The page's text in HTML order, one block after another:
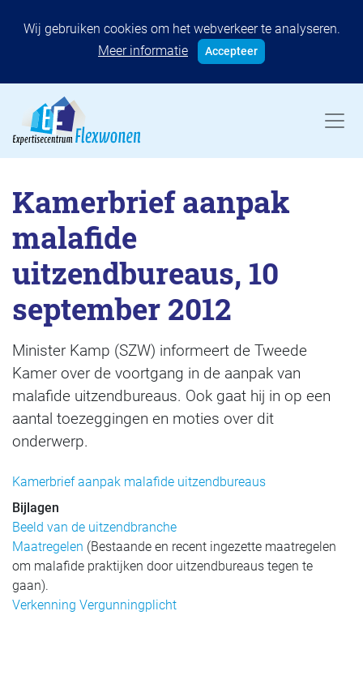
Wij gebruiken cookies om het webverkeer te analyseren.
Meer informatie
Accepteer
Kamerbrief aanpak
malafide
uitzendbureaus, 10
september 2012
Minister Kamp (SZW) informeert de Tweede
Kamer over de voortgang in de aanpak van
malafide uitzendbureaus. Ook gaat hij in op een
aantal toezeggingen en moties over dit
onderwerp.
Kamerbrief aanpak malafide uitzendbureaus
Bijlagen
Beeld van de uitzendbranche
Maatregelen (Bestaande en recent ingezette maatregelen
om malafide praktijken door uitzendbureaus tegen te
gaan).
Verkenning Vergunningplicht